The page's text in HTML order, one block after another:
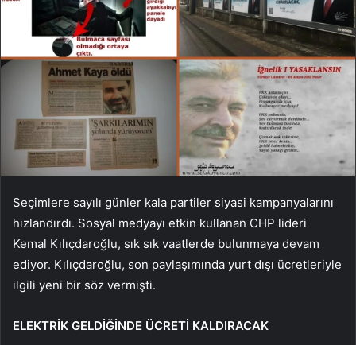
Seçimlere sayılı günler kala partiler siyasi kampanyalarını
hızlandırdı. Sosyal medyayı etkin kullanan CHP lideri
Kemal Kılıçdaroğlu, sık sık vaatlerde bulunmaya devam
ediyor. Kılıçdaroğlu, son paylaşımında yurt dışı ücretleriyle
ilgili yeni bir söz vermişti.
ELEKTRİK GELDİĞİNDE ÜCRETİ KALDIRACAK